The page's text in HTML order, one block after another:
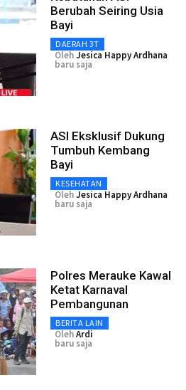
Berubah Seiring Usia
Bayi
DAERAH 3T
OlehJesica Happy Ardhana
baru saja
ASI Eksklusif Dukung
Tumbuh Kembang
Bayi
KESEHATAN
OlehJesica Happy Ardhana
baru saja
Polres Merauke Kawal
Ketat Karnaval
Pembangunan
BERITA LAIN
OlehArdi
baru saja